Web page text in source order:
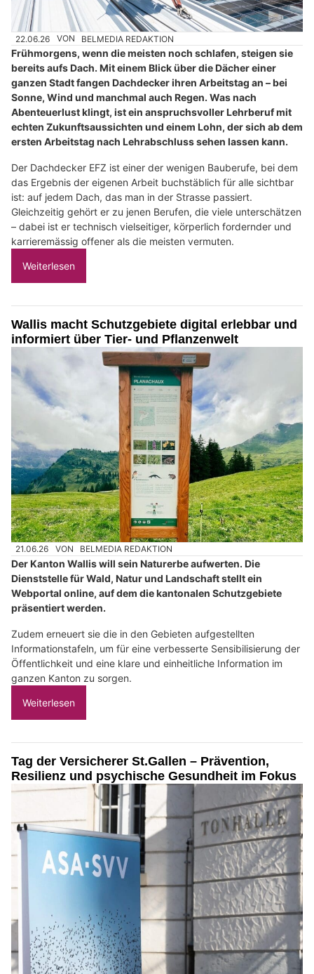
22.06.26 VON BELMEDIA REDAKTION
Frühmorgens, wenn die meisten noch schlafen, steigen sie
bereits aufs Dach. Mit einem Blick über die Dächer einer
ganzen Stadt fangen Dachdecker ihren Arbeitstag an – bei
Sonne, Wind und manchmal auch Regen. Was nach
Abenteuerlust klingt, ist ein anspruchsvoller Lehrberuf mit
echten Zukunftsaussichten und einem Lohn, der sich ab dem
ersten Arbeitstag nach Lehrabschluss sehen lassen kann.
Der Dachdecker EFZ ist einer der wenigen Bauberufe, bei dem
das Ergebnis der eigenen Arbeit buchstäblich für alle sichtbar
ist: auf jedem Dach, das man in der Strasse passiert.
Gleichzeitig gehört er zu jenen Berufen, die viele unterschätzen
– dabei ist er technisch vielseitiger, körperlich fordernder und
karrieremässig offener als die meisten vermuten.
Weiterlesen
Wallis macht Schutzgebiete digital erlebbar und
informiert über Tier- und Pflanzenwelt
21.06.26 VON BELMEDIA REDAKTION
Der Kanton Wallis will sein Naturerbe aufwerten. Die
Dienststelle für Wald, Natur und Landschaft stellt ein
Webportal online, auf dem die kantonalen Schutzgebiete
präsentiert werden.
Zudem erneuert sie die in den Gebieten aufgestellten
Informationstafeln, um für eine verbesserte Sensibilisierung der
Öffentlichkeit und eine klare und einheitliche Information im
ganzen Kanton zu sorgen.
Weiterlesen
Tag der Versicherer St.Gallen – Prävention,
Resilienz und psychische Gesundheit im Fokus